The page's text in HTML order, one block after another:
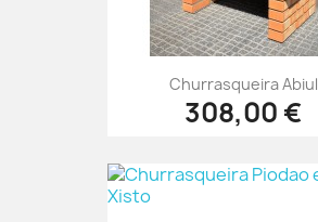
Churrasqueira Abiul
308,00 €